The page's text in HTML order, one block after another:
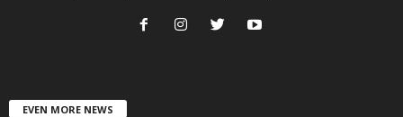
EVEN MORE NEWS